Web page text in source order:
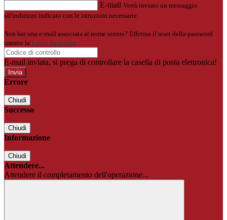
E-mail Verrà inviato un messaggio
all'indirizzo indicato con le istruzioni necessarie.
Non hai una e-mail associata al nome utente? Effettua il reset della password
tramite la Login Spaggiari
E-mail inviata, si prega di controllare la casella di posta elettronica!
Errore
Chiudi
Successo
Chiudi
Informazione
Chiudi
Attendere...
Attendere il completamento dell'operazione...